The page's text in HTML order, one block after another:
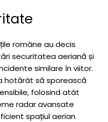
române au decis
securitatea aeriană și
similare în viitor.
hotărât să sporească
folosind atât
radar avansate
spațiul aerian